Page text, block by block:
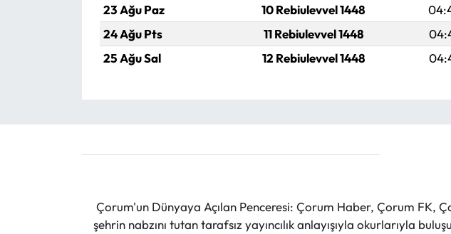
23 Ağu Paz
10 Rebiulevvel 1448
24 Ağu Pts
11 Rebiulevvel 1448
25 Ağu Sal
12 Rebiulevvel 1448
Çorum'un Dünyaya Açılan Penceresi: Çorum Haber, Çorum FK,
şehrin nabzını tutan tarafsız yayıncılık anlayışıyla okurlarıyla